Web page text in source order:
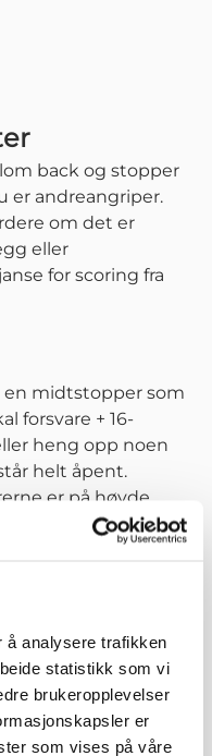
å analysere trafikken
statistikk som vi
brukeropplevelser
er
som vises på våre
back og stopper
er andreangriper.
om det er
eller
for scoring fra
en midtstopper som
forsvare + 16-
heng opp noen
helt åpent.
er på høyde
får ikke falle bak
inn bak dem. Rødt
å score mål. Blått
åpne syvermålet
Hvert angrep kan